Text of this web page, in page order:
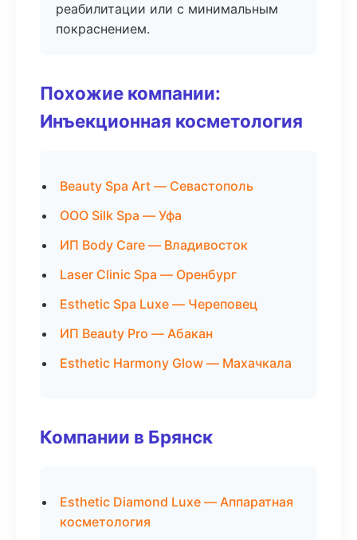
реабилитации или с минимальным
покраснением.
Похожие компании:
Инъекционная косметология
Beauty Spa Art — Севастополь
ООО Silk Spa — Уфа
ИП Body Care — Владивосток
Laser Clinic Spa — Оренбург
Esthetic Spa Luxe — Череповец
ИП Beauty Pro — Абакан
Esthetic Harmony Glow — Махачкала
Компании в Брянск
Esthetic Diamond Luxe — Аппаратная
косметология